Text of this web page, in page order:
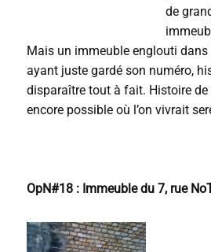
de
Mais un immeuble englouti dans
ayant juste gardé son numéro,
disparaître tout à fait. Histoire de
encore possible où l’on vivrait
OpN#18 : Immeuble du 7, rue